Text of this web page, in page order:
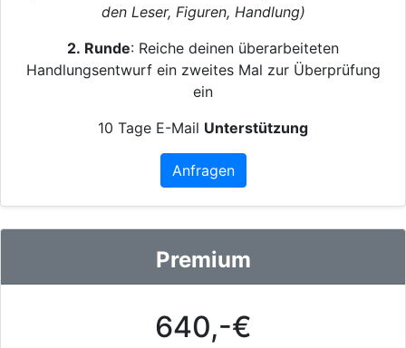
den Leser, Figuren, Handlung)
2. Runde: Reiche deinen überarbeiteten
Handlungsentwurf ein zweites Mal zur Überprüfung
ein
10 Tage E-Mail Unterstützung
Anfragen
Premium
640,-€